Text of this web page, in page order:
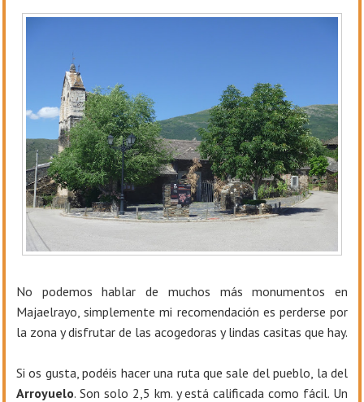
No podemos hablar de muchos más monumentos en
Majaelrayo, simplemente mi recomendación es perderse por
la zona y disfrutar de las acogedoras y lindas casitas que hay.
Si os gusta, podéis hacer una ruta que sale del pueblo, la del
Arroyuelo. Son solo 2,5 km. y está calificada como fácil. Un